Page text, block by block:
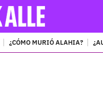
¿CÓMO MURIÓ ALAHIA?